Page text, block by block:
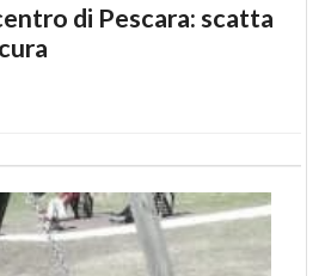
di Pescara: scatta